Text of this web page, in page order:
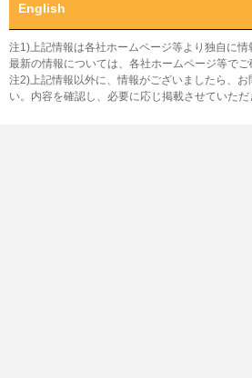
English
注1)上記情報は各社ホームページ等より独自に情
最新の情報については、各社ホームページ等でご
注2)上記情報以外に、情報がございましたら、お
い。内容を確認し、必要に応じ掲載させていただ